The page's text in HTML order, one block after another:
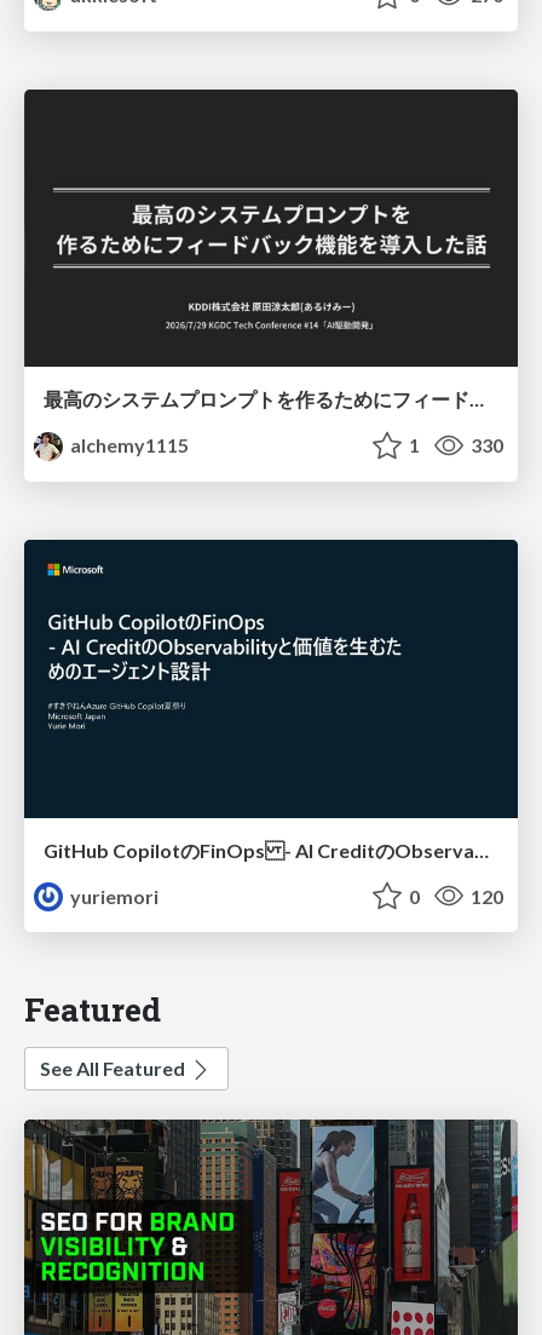
最高のシステムプロンプトを作るためにフィードバック機能を導入した話
alchemy1115
1 330
yuriemori
0 120
Featured
See All Featured